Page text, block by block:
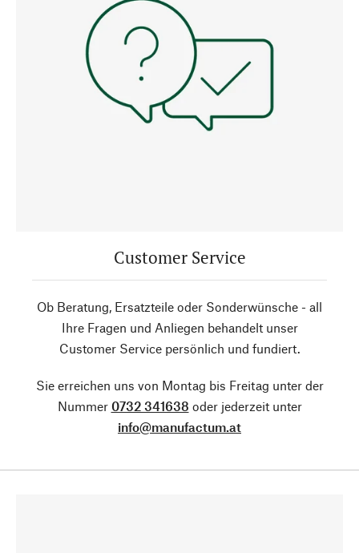
Customer Service
Ob Beratung, Ersatzteile oder Sonderwünsche - all
Ihre Fragen und Anliegen behandelt unser
Customer Service persönlich und fundiert.
Sie erreichen uns von Montag bis Freitag unter der
Nummer 0732 341638 oder jederzeit unter
info@manufactum.at